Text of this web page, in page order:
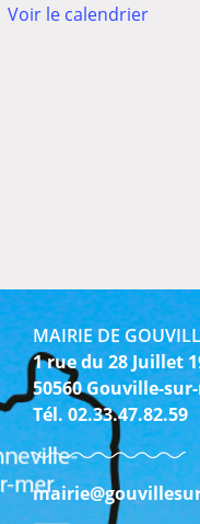
Voir le calendrier
MAIRIE DE
1 rue du 28 Juillet
50560 Gouville-
Tél. 02.33.47.82.59